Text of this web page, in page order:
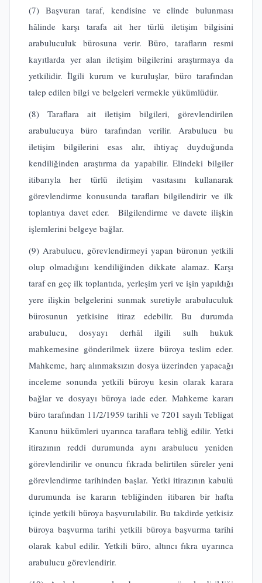
(7) Başvuran taraf, kendisine ve elinde bulunması
hâlinde karşı tarafa ait her türlü iletişim bilgisini
arabuluculuk bürosuna verir. Büro, tarafların resmi
kayıtlarda yer alan iletişim bilgilerini araştırmaya da
yetkilidir. İlgili kurum ve kuruluşlar, büro tarafından
talep edilen bilgi ve belgeleri vermekle yükümlüdür.
(8) Taraflara ait iletişim bilgileri, görevlendirilen
arabulucuya büro tarafından verilir. Arabulucu bu
iletişim bilgilerini esas alır, ihtiyaç duyduğunda
kendiliğinden araştırma da yapabilir. Elindeki bilgiler
itibarıyla her türlü iletişim vasıtasını kullanarak
görevlendirme konusunda tarafları bilgilendirir ve ilk
toplantıya davet eder. Bilgilendirme ve davete ilişkin
işlemlerini belgeye bağlar.
(9) Arabulucu, görevlendirmeyi yapan büronun yetkili
olup olmadığını kendiliğinden dikkate alamaz. Karşı
taraf en geç ilk toplantıda, yerleşim yeri ve işin yapıldığı
yere ilişkin belgelerini sunmak suretiyle arabuluculuk
bürosunun yetkisine itiraz edebilir. Bu durumda
arabulucu, dosyayı derhâl ilgili sulh hukuk
mahkemesine gönderilmek üzere büroya teslim eder.
Mahkeme, harç alınmaksızın dosya üzerinden yapacağı
inceleme sonunda yetkili büroyu kesin olarak karara
bağlar ve dosyayı büroya iade eder. Mahkeme kararı
büro tarafından 11/2/1959 tarihli ve 7201 sayılı Tebligat
Kanunu hükümleri uyarınca taraflara tebliğ edilir. Yetki
itirazının reddi durumunda aynı arabulucu yeniden
görevlendirilir ve onuncu fıkrada belirtilen süreler yeni
görevlendirme tarihinden başlar. Yetki itirazının kabulü
durumunda ise kararın tebliğinden itibaren bir hafta
içinde yetkili büroya başvurulabilir. Bu takdirde yetkisiz
büroya başvurma tarihi yetkili büroya başvurma tarihi
olarak kabul edilir. Yetkili büro, altıncı fıkra uyarınca
arabulucu görevlendirir.